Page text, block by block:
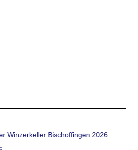
Winzerkeller Bischoffingen 2026